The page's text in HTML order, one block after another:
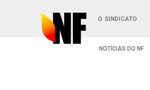
O SINDICATO
NOTÍCIAS DO NF